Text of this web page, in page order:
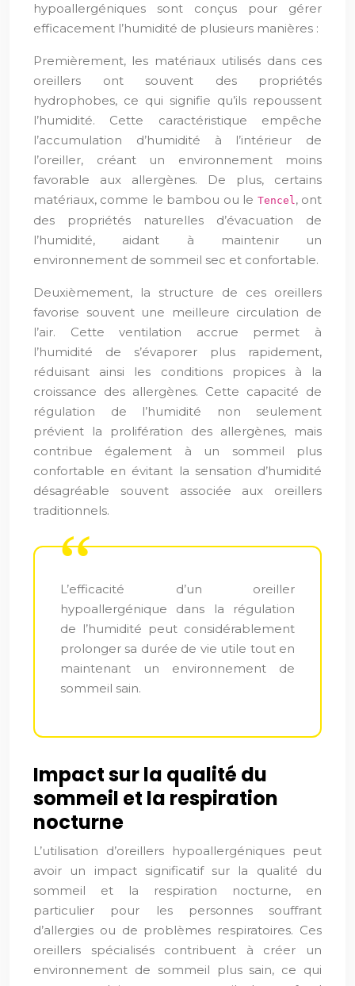
hypoallergéniques sont conçus pour gérer
efficacement l’humidité de plusieurs manières :
Premièrement, les matériaux utilisés dans ces
oreillers ont souvent des propriétés
hydrophobes, ce qui signifie qu’ils repoussent
l’humidité. Cette caractéristique empêche
l’accumulation d’humidité à l’intérieur de
l’oreiller, créant un environnement moins
favorable aux allergènes. De plus, certains
matériaux, comme le bambou ou le Tencel, ont
des propriétés naturelles d’évacuation de
l’humidité, aidant à maintenir un
environnement de sommeil sec et confortable.
Deuxièmement, la structure de ces oreillers
favorise souvent une meilleure circulation de
l’air. Cette ventilation accrue permet à
l’humidité de s’évaporer plus rapidement,
réduisant ainsi les conditions propices à la
croissance des allergènes. Cette capacité de
régulation de l’humidité non seulement
prévient la prolifération des allergènes, mais
contribue également à un sommeil plus
confortable en évitant la sensation d’humidité
désagréable souvent associée aux oreillers
traditionnels.
L’efficacité d’un oreiller
hypoallergénique dans la régulation
de l’humidité peut considérablement
prolonger sa durée de vie utile tout en
maintenant un environnement de
sommeil sain.
Impact sur la qualité du
sommeil et la respiration
nocturne
L’utilisation d’oreillers hypoallergéniques peut
avoir un impact significatif sur la qualité du
sommeil et la respiration nocturne, en
particulier pour les personnes souffrant
d’allergies ou de problèmes respiratoires. Ces
oreillers spécialisés contribuent à créer un
environnement de sommeil plus sain, ce qui